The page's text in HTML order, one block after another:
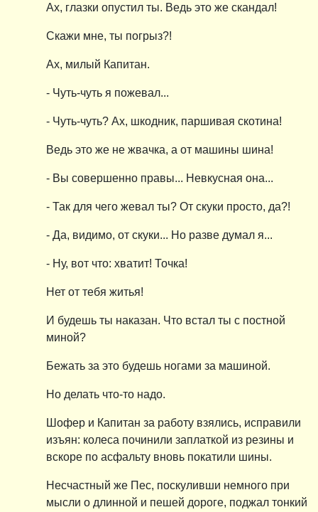
Ах, глазки опустил ты. Ведь это же скандал!
Скажи мне, ты погрыз?!
Ах, милый Капитан.
- Чуть-чуть я пожевал...
- Чуть-чуть? Ах, шкодник, паршивая скотина!
Ведь это же не жвачка, а от машины шина!
- Вы совершенно правы... Невкусная она...
- Так для чего жевал ты? От скуки просто, да?!
- Да, видимо, от скуки... Но разве думал я...
- Ну, вот что: хватит! Точка!
Нет от тебя житья!
И будешь ты наказан. Что встал ты с постной
миной?
Бежать за это будешь ногами за машиной.
Но делать что-то надо.
Шофер и Капитан за работу взялись, исправили
изъян: колеса починили заплаткой из резины и
вскоре по асфальту вновь покатили шины.
Несчастный же Пес, поскуливши немного при
мысли о длинной и пешей дороге, поджал тонкий